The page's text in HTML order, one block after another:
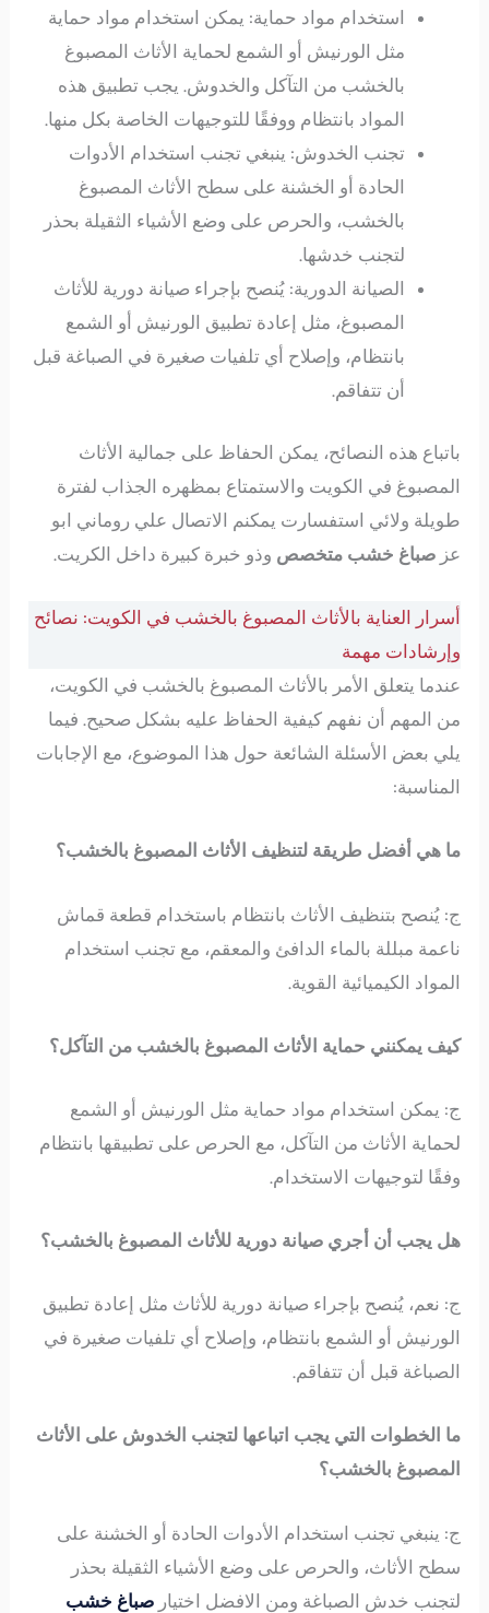
استخدام مواد حماية: يمكن استخدام مواد حماية
مثل الورنيش أو الشمع لحماية الأثاث المصبوغ
بالخشب من التآكل والخدوش. يجب تطبيق هذه
المواد بانتظام ووفقًا للتوجيهات الخاصة بكل منها.
تجنب الخدوش: ينبغي تجنب استخدام الأدوات
الحادة أو الخشنة على سطح الأثاث المصبوغ
بالخشب، والحرص على وضع الأشياء الثقيلة بحذر
لتجنب خدشها.
الصيانة الدورية: يُنصح بإجراء صيانة دورية للأثاث
المصبوغ، مثل إعادة تطبيق الورنيش أو الشمع
بانتظام، وإصلاح أي تلفيات صغيرة في الصباغة قبل
أن تتفاقم.
باتباع هذه النصائح، يمكن الحفاظ على جمالية الأثاث
المصبوغ في الكويت والاستمتاع بمظهره الجذاب لفترة
طويلة ولائي استفسارت يمكنم الاتصال علي روماني ابو
عزصباغ خشب متخصص وذو خبرة كبيرة داخل الكريت.
أسرار العناية بالأثاث المصبوغ بالخشب في الكويت: نصائح
وإرشادات مهمة
عندما يتعلق الأمر بالأثاث المصبوغ بالخشب في الكويت،
من المهم أن نفهم كيفية الحفاظ عليه بشكل صحيح. فيما
يلي بعض الأسئلة الشائعة حول هذا الموضوع، مع الإجابات
المناسبة:
ما هي أفضل طريقة لتنظيف الأثاث المصبوغ بالخشب؟
ج: يُنصح بتنظيف الأثاث بانتظام باستخدام قطعة قماش
ناعمة مبللة بالماء الدافئ والمعقم، مع تجنب استخدام
المواد الكيميائية القوية.
كيف يمكنني حماية الأثاث المصبوغ بالخشب من التآكل؟
ج: يمكن استخدام مواد حماية مثل الورنيش أو الشمع
لحماية الأثاث من التآكل، مع الحرص على تطبيقها بانتظام
وفقًا لتوجيهات الاستخدام.
هل يجب أن أجري صيانة دورية للأثاث المصبوغ بالخشب؟
ج: نعم، يُنصح بإجراء صيانة دورية للأثاث مثل إعادة تطبيق
الورنيش أو الشمع بانتظام، وإصلاح أي تلفيات صغيرة في
الصباغة قبل أن تتفاقم.
ما الخطوات التي يجب اتباعها لتجنب الخدوش على الأثاث
المصبوغ بالخشب؟
ج: ينبغي تجنب استخدام الأدوات الحادة أو الخشنة على
سطح الأثاث، والحرص على وضع الأشياء الثقيلة بحذر
لتجنب خدش الصباغة ومن الافضل اختيار صباغ خشب